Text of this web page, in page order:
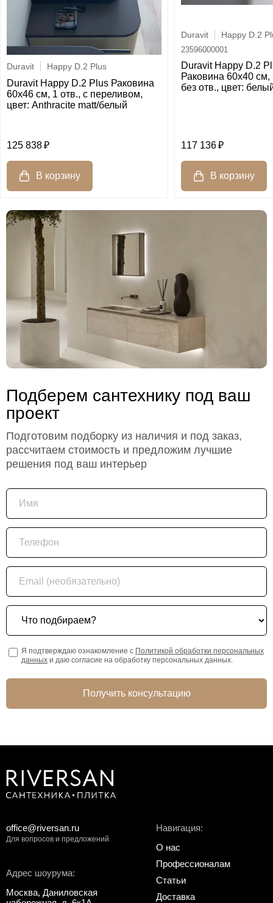
Duravit Happy D.2 Plus
Duravit Happy D.2 Plus Раковина
60х46 см, 1 отв., с переливом,
цвет: Anthracite matt/белый
125 838
Duravit Happy D.2
23596000001
Duravit Happy D.2
Раковина 60х40 см,
без отв., цвет:
117 136
Подберем сантехнику под ваш
проект
Подготовим подборку из наличия и под заказ,
рассчитаем стоимость и предложим лучшие
решения под ваш интерьер
Имя
Телефон
Email (необязательно)
Что подбираем?
Я подтверждаю ознакомление с Политикой обработки персональных
данных и даю согласие на обработку персональных данных.
Получить консультацию
Адрес шоурума:
Москва, Даниловская
Навигация:
О нас
Профессионалам
Статьи
Доставка
office@riversan.ru
Для вопросов и предложений